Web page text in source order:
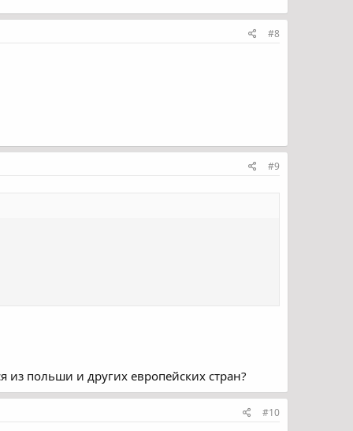
#8
#9
из польши и других европейских стран?
#10